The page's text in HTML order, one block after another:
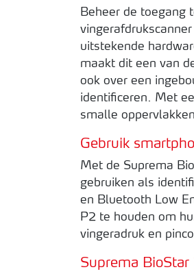
Beheer de toegang
uitstekende
maakt dit een van
ook over een
identificeren. Met
smalle
Gebruik
Met de Suprema
gebruiken als
en Bluetooth Low
P2 te houden om
vingeradruk en
Suprema BioStar